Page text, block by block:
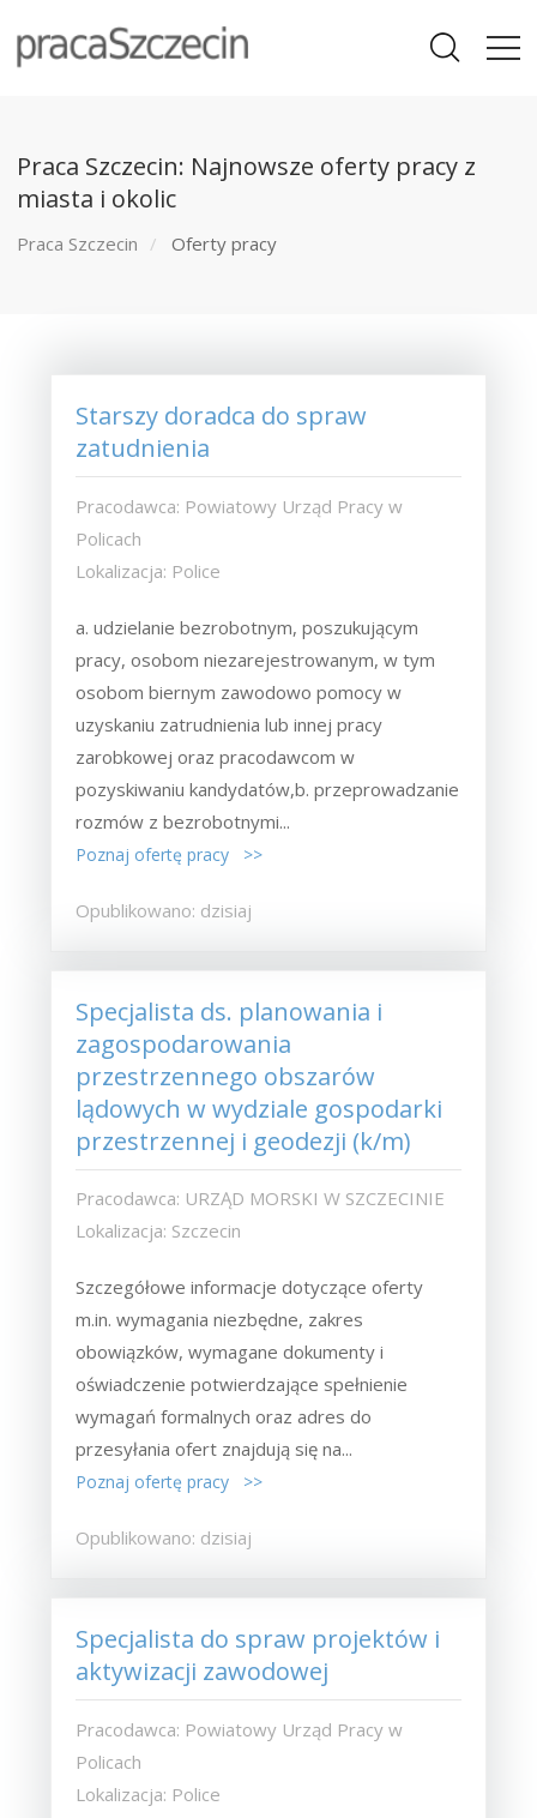
Praca Szczecin: Najnowsze oferty pracy z
miasta i okolic
Praca Szczecin Oferty pracy
Starszy doradca do spraw
zatudnienia
Pracodawca: Powiatowy Urząd Pracy w
Policach
Lokalizacja: Police
a. udzielanie bezrobotnym, poszukującym
pracy, osobom niezarejestrowanym, w tym
osobom biernym zawodowo pomocy w
uzyskaniu zatrudnienia lub innej pracy
zarobkowej oraz pracodawcom w
pozyskiwaniu kandydatów,b. przeprowadzanie
rozmów z bezrobotnymi...
Poznaj ofertę pracy >>
Opublikowano: dzisiaj
Specjalista ds. planowania i
zagospodarowania
przestrzennego obszarów
lądowych w wydziale gospodarki
przestrzennej i geodezji (k/m)
Pracodawca: URZĄD MORSKI W SZCZECINIE
Lokalizacja: Szczecin
Szczegółowe informacje dotyczące oferty
m.in. wymagania niezbędne, zakres
obowiązków, wymagane dokumenty i
oświadczenie potwierdzające spełnienie
wymagań formalnych oraz adres do
przesyłania ofert znajdują się na...
Poznaj ofertę pracy >>
Opublikowano: dzisiaj
Specjalista do spraw projektów i
aktywizacji zawodowej
Pracodawca: Powiatowy Urząd Pracy w
Policach
Lokalizacja: Police